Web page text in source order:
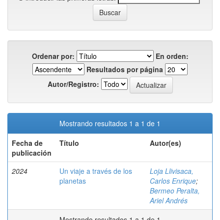
Ordenar por:
En orden:
Resultados por página
Autor/Registro:
Mostrando resultados 1 a 1 de 1
Fecha de
publicación
Título Autor(es)
2024
Un viaje a través de los
planetas
Loja Llivisaca,
Carlos Enrique;
Bermeo Peralta,
Ariel Andrés